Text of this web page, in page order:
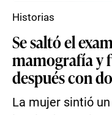
Se saltó el
mamografía y
después con
La mujer sintió
Historias